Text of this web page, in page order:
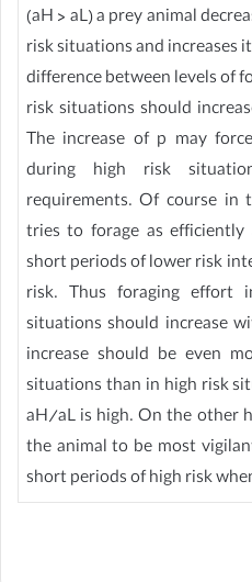
(aH > aL) a prey animal
risk situations and increases
difference between levels of
risk situations should
The increase of p may
during high risk
requirements. Of course in
tries to forage as
short periods of lower risk
risk. Thus foraging
situations should increase
increase should be even
situations than in high risk
aH/aL is high. On the other
the animal to be most
short periods of high risk